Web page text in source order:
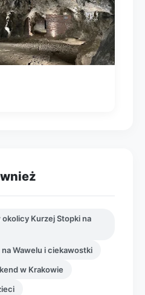
Kurzej Stopki na
Wawelu i ciekawostki
w Krakowie